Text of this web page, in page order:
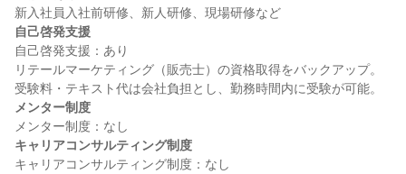
自己啓発支援
自己啓発支援：あり
リテールマーケティング（販売士）の資格取得をバックアップ。
メンター制度
キャリアコンサルティング制度